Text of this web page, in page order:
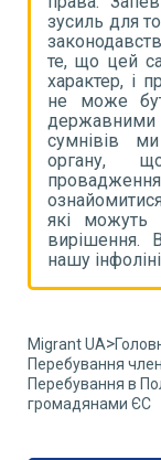
зусиль для
те, що цей
характер, і
не може
сумнівів
органу,
які можуть
вирішення.
нашу
Migrant UA>
Перебування
Перебування в
громадянами ЄС